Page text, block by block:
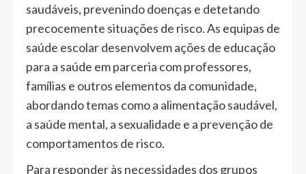
saudáveis, prevenindo doenças e detetando
precocemente situações de risco. As equipas de
saúde escolar desenvolvem ações de educação
para a saúde em parceria com professores,
famílias e outros elementos da comunidade,
abordando temas como a alimentação saudável,
a saúde mental, a sexualidade e a prevenção de
comportamentos de risco.
Para responder às necessidades dos grupos